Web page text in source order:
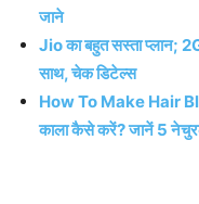
जाने
Jio का बहुत सस्ता प्लान;
साथ, चेक डिटेल्स
How To Make Hair
काला कैसे करें? जानें 5